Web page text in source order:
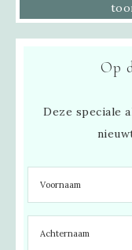
Op
Deze speciale